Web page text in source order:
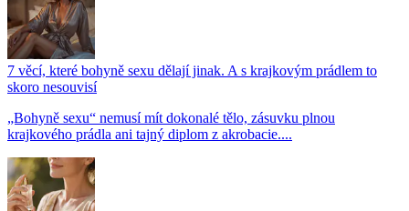
7 věcí, které bohyně sexu dělají jinak. A s krajkovým prádlem to
skoro nesouvisí
„Bohyně sexu“ nemusí mít dokonalé tělo, zásuvku plnou
krajkového prádla ani tajný diplom z akrobacie....